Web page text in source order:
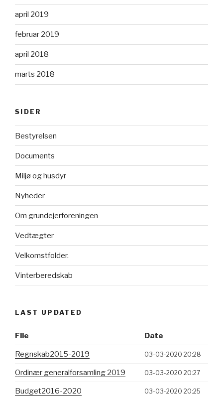
april 2019
februar 2019
april 2018
marts 2018
SIDER
Bestyrelsen
Documents
Miljø og husdyr
Nyheder
Om grundejerforeningen
Vedtægter
Velkomstfolder.
Vinterberedskab
LAST UPDATED
File Date
Regnskab2015-2019 03-03-2020 20:28
Ordinær generalforsamling 2019 03-03-2020 20:27
Budget2016-2020 03-03-2020 20:25